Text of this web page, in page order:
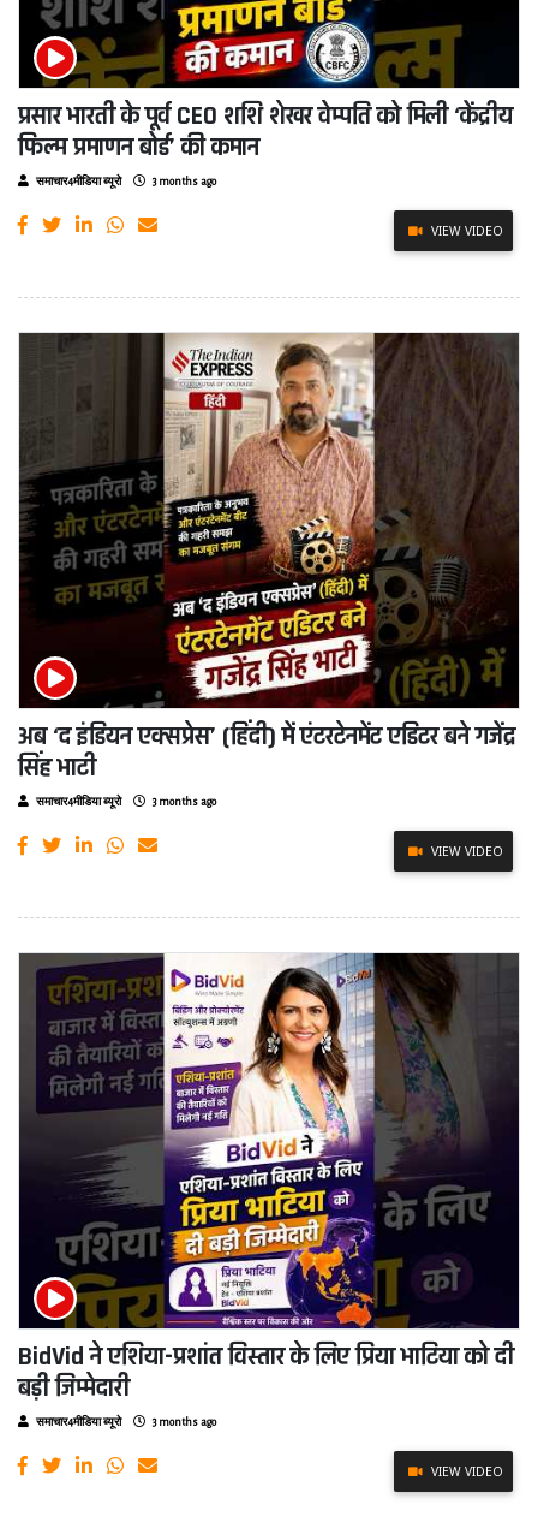
प्रसार भारती के पूर्व CEO शशि शेखर वेम्पति को मिली ‘केंद्रीय
फिल्म प्रमाणन बोर्ड’ की कमान
समाचार4मीडिया ब्यूरो 3 months ago
VIEW VIDEO
अब ‘द इंडियन एक्सप्रेस’ (हिंदी) में एंटरटेनमेंट एडिटर बने गजेंद्र
सिंह भाटी
समाचार4मीडिया ब्यूरो 3 months ago
VIEW VIDEO
BidVid ने एशिया-प्रशांत विस्तार के लिए प्रिया भाटिया को दी
बड़ी जिम्मेदारी
समाचार4मीडिया ब्यूरो 3 months ago
VIEW VIDEO